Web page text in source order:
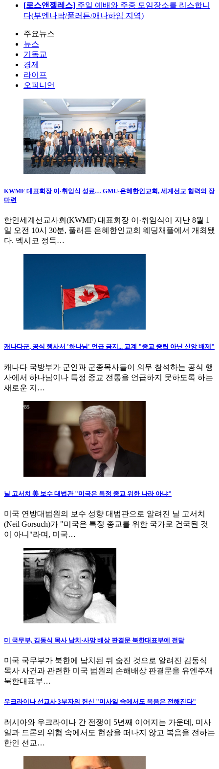
[로스앤젤레스] 주일 예배와 주중 모임장소를 리스합니
다(부엔나팍/풀러튼/애나하임 지역)
주요뉴스
뉴스
기독교
경제
라이프
오피니언
KWMF 대표회장 이·취임식 성료… GMU·은혜한인교회, 세계선교 협력의 장
마련
한인세계선교사회(KWMF) 대표회장 이·취임식이 지난 8월 1
일 오전 10시 30분, 풀러튼 은혜한인교회 웨딩채플에서 개최됐
다. 멕시코 정득…
캐나다군, 공식 행사서 '하나님' 언급 금지... 교계 "종교 중립 아닌 신앙 배제"
캐나다 국방부가 군인과 군종목사들이 의무 참석하는 공식 행
사에서 하나님이나 특정 종교 전통을 언급하지 못하도록 하는
새로운 지…
닐 고서치 美 보수 대법관 "미국은 특정 종교 위한 나라 아냐"
미국 연방대법원의 보수 성향 대법관으로 알려진 닐 고서치
(Neil Gorsuch)가 "미국은 특정 종교를 위한 국가로 건국된 것
이 아니"라며, 미국…
미 국무부, 김동식 목사 납치·사망 배상 판결문 북한대표부에 전달
미국 국무부가 북한에 납치된 뒤 숨진 것으로 알려진 김동식
목사 사건과 관련한 미국 법원의 손해배상 판결문을 유엔주재
북한대표부…
우크라이나 선교사 3부자의 헌신 "미사일 속에서도 복음은 전해진다"
러시아와 우크라이나 간 전쟁이 5년째 이어지는 가운데, 미사
일과 드론의 위협 속에서도 현장을 떠나지 않고 복음을 전하는
한인 선교…